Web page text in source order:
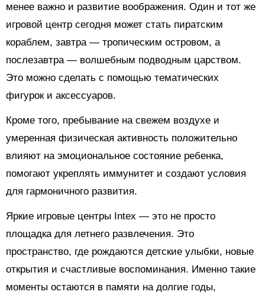
менее важно и развитие воображения. Один и тот же
игровой центр сегодня может стать пиратским
кораблем, завтра — тропическим островом, а
послезавтра — волшебным подводным царством.
Это можно сделать с помощью тематических
фигурок и аксессуаров.
Кроме того, пребывание на свежем воздухе и
умеренная физическая активность положительно
влияют на эмоциональное состояние ребенка,
помогают укреплять иммунитет и создают условия
для гармоничного развития.
Яркие игровые центры Intex — это не просто
площадка для летнего развлечения. Это
пространство, где рождаются детские улыбки, новые
открытия и счастливые воспоминания. Именно такие
моменты остаются в памяти на долгие годы,